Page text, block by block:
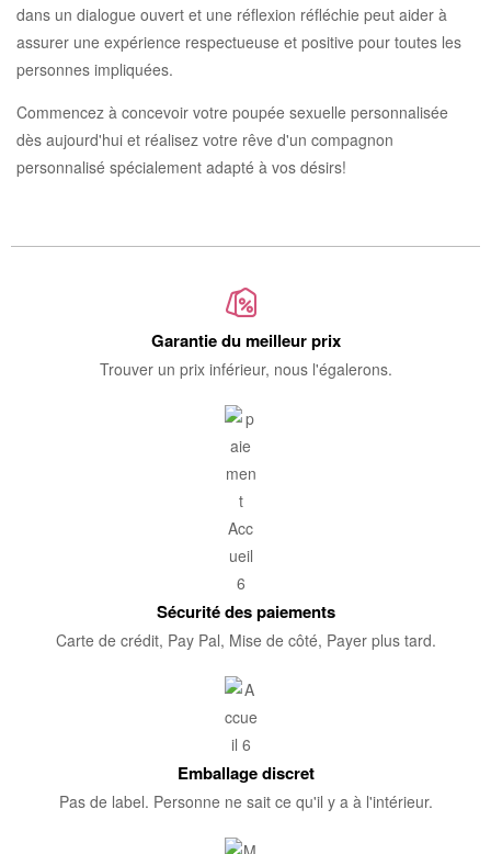
dans un dialogue ouvert et une réflexion réfléchie peut aider à
assurer une expérience respectueuse et positive pour toutes les
personnes impliquées.
Commencez à concevoir votre poupée sexuelle personnalisée
dès aujourd'hui et réalisez votre rêve d'un compagnon
personnalisé spécialement adapté à vos désirs!
Garantie du meilleur prix
Trouver un prix inférieur, nous l'égalerons.
Sécurité des paiements
Carte de crédit, Pay Pal, Mise de côté, Payer plus tard.
Emballage discret
Pas de label. Personne ne sait ce qu'il y a à l'intérieur.